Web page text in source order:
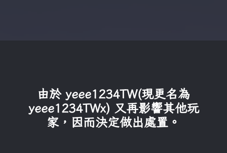
由於 yeee1234TW(現更名為
yeee1234TWx) 又再影響其他玩
家，因而決定做出處置。